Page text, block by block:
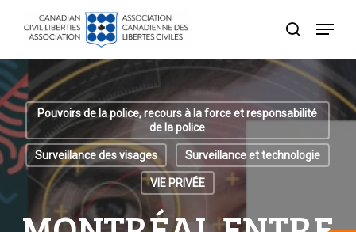
content
recherche
Menu
Pouvoirs de la police, recours à la force et responsabilité
de la police
Surveillance des visages Surveillance et technologie
VIE PRIVÉE
Menu